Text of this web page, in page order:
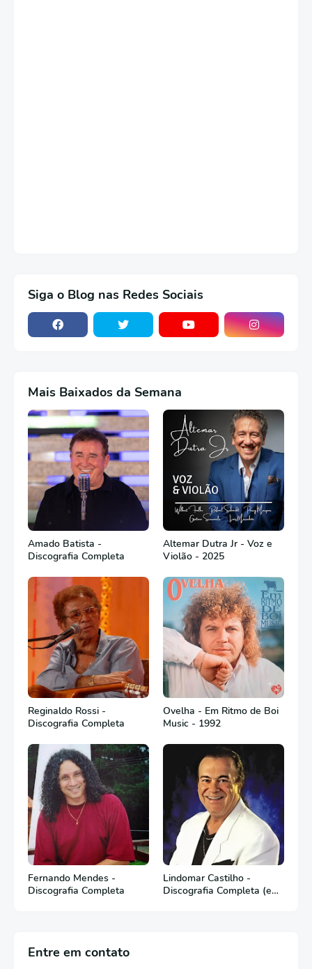
Siga o Blog nas Redes Sociais
Mais Baixados da Semana
Amado Batista -
Discografia Completa
Altemar Dutra Jr - Voz e
Violão - 2025
Reginaldo Rossi -
Discografia Completa
Ovelha - Em Ritmo de Boi
Music - 1992
Fernando Mendes -
Discografia Completa
Lindomar Castilho -
Discografia Completa (em
Entre em contato